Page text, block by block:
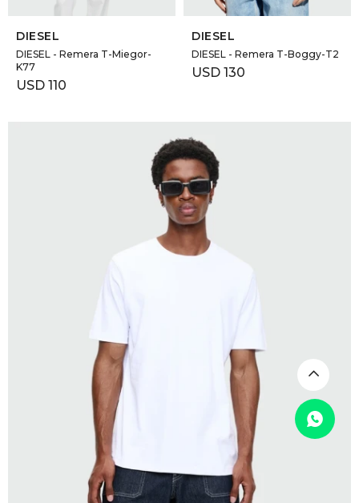
SELECCIONAR TALLE
DIESEL
DIESEL - Remera T-Miegor-
K77
USD 110
SELECCIONAR TALLE
DIESEL
DIESEL - Remera T-Boggy-T2
USD 130